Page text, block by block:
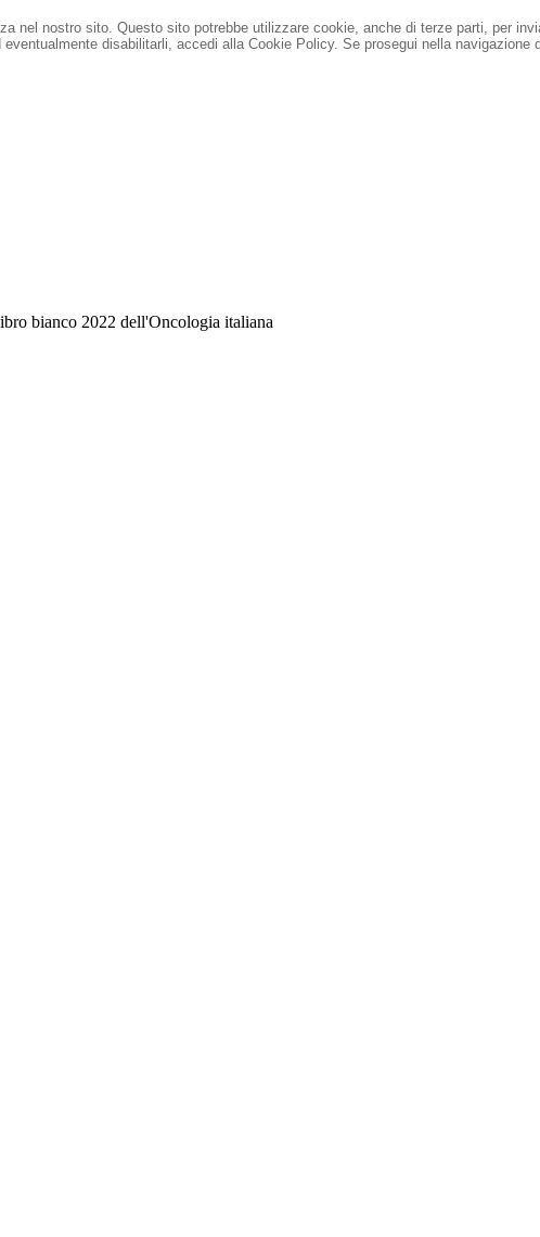
nel nostro sito. Questo sito potrebbe utilizzare cookie, anche di terze parti, per
disabilitarli, accedi alla Cookie Policy. Se prosegui nella navigazione
bianco 2022 dell'Oncologia italiana